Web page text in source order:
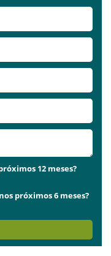
12 meses?
próximos 6 meses?